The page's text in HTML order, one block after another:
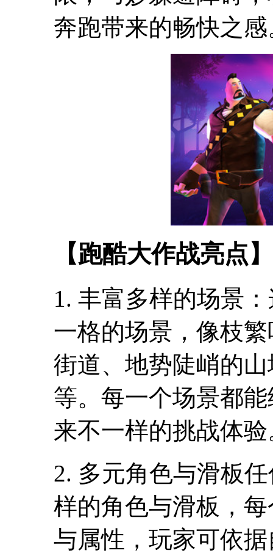
奔跑带来的畅快之感
【跑酷大作战亮点】
1. 丰富多样的场景
一格的场景，像枝
街道、地势陡峭的
等。每一个场景都
来不一样的挑战体验
2. 多元角色与滑板
样的角色与滑板，
与属性，玩家可依